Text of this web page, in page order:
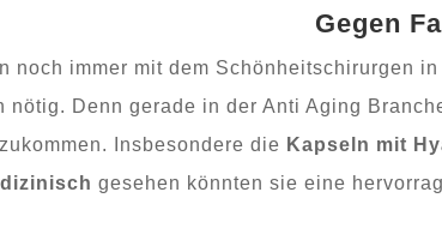
Gegen
noch immer mit dem Schönheitschirurgen
nötig. Denn gerade in der Anti Aging
Insbesondere die Kapseln mit
gesehen könnten sie eine